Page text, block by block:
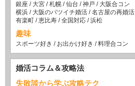
銀座 / 大宮 /札幌 /仙台 /神戸 / 大阪合コン
横浜 / 大阪のバツイチ婚活 /名古屋の再婚活
有楽町 /恵比寿 /全国対応 /浜松
趣味
スポーツ好き / お出かけ好き /料理合コン
婚活コラム＆攻略法
失敗談から学ぶ攻略テク